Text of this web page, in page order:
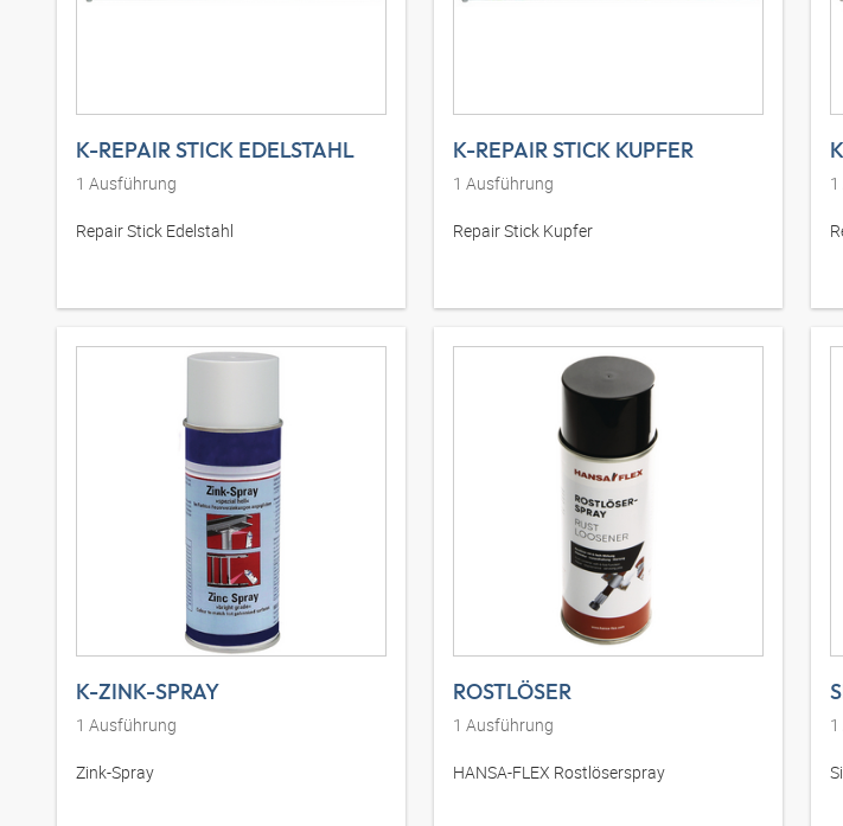
K-REPAIR STICK EDELSTAHL
1 Ausführung
Repair Stick Edelstahl
K-REPAIR STICK KUPFER
1 Ausführung
Repair Stick Kupfer
1
K-ZINK-SPRAY
1 Ausführung
Zink-Spray
ROSTLÖSER
1 Ausführung
HANSA-FLEX Rostlöserspray
1